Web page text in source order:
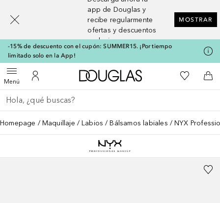
app de Douglas y
recibe regularmente
ofertas y descuentos
exclusivos
MOSTRAR
-15% de descuento con el cupón: SUMMER15. ¡Por tiempo
limitado solo en la App!
MenúAbrir menúMi cuenta
A Douglas HomeMi lista de
A
Regresar
Ejecutar búsqueda
Homepage Maquillaje Labios Bálsamos labiales NYX
[navigation.slideout.screenreader]